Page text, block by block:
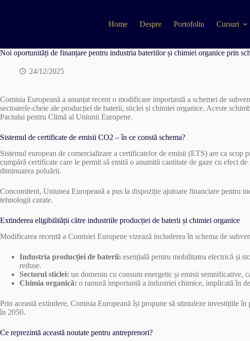
Home Despre Portofoliu Cursuri
Noi oportunități de finanțare pentru industria bateriilor și chimiei organice prin
24/12/2025
Comisia Europeană a anunțat recent o modificare importantă a schemei de
sectoarele-cheie ale producției de baterii, sticlei și chimiei organice. Aceste
Pactului pentru Climă al Uniunii Europene.
Sistemul de certificate de emisii CO2 – în ce constă schema?
Sistemul european de comercializare a certificatelor de emisii (ETS) are ca
cumpără certificate care le permit să emită o anumită cantitate de gaze cu efect
diminuarea poluării.
Concomitent, Uniunea Europeană a pus la dispoziție ajutoare financiare pentru
tehnologii curate.
Extinderea eligibilității către industriile producției de baterii și chimiei organice
Modificarea recentă a Comisiei Europene vizează includerea în schema de
Industria producției de baterii: esențială pentru mobilitatea electrică și
reduse.
Sectorul sticlei: un domeniu cu consum energetic și emisii semnificative,
Chimia organică: o ramură importantă a industriei chimice, implicată în
Prin această extindere, Comisia Europeană își propune să stimuleze investițiile
în 2050.
Ce reprezintă această noutate pentru antreprenori?